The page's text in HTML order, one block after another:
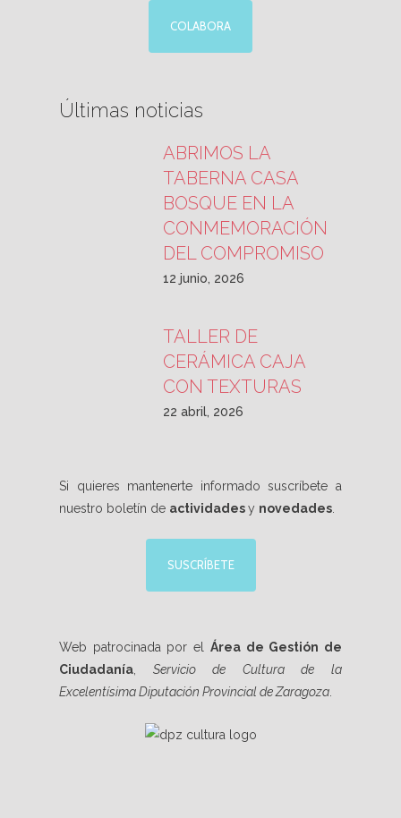
COLABORA
Últimas noticias
ABRIMOS LA
TABERNA CASA
BOSQUE EN LA
CONMEMORACIÓN
DEL COMPROMISO
12 junio, 2026
TALLER DE
CERÁMICA CAJA
CON TEXTURAS
22 abril, 2026
Si quieres mantenerte informado suscríbete a
nuestro boletín de actividadesy novedades
SUSCRÍBETE
Web patrocinada por el Área de Gestión de
Ciudadanía
Servicio de Cultura de la
Excelentísima Diputación Provincial de Zaragoza